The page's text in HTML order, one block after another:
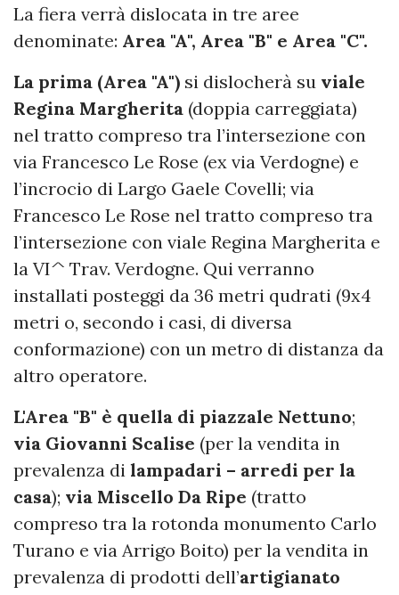
La fiera verrà dislocata in tre aree
denominate: Area "A", Area "B" e Area "C".
La prima (Area "A") si dislocherà su viale
Regina Margherita (doppia carreggiata)
nel tratto compreso tra l’intersezione con
via Francesco Le Rose (ex via Verdogne) e
l’incrocio di Largo Gaele Covelli; via
Francesco Le Rose nel tratto compreso tra
l’intersezione con viale Regina Margherita e
la VI^ Trav. Verdogne. Qui verranno
installati posteggi da 36 metri qudrati (9x4
metri o, secondo i casi, di diversa
conformazione) con un metro di distanza da
altro operatore.
L'Area "B" è quella di piazzale Nettuno;
via Giovanni Scalise (per la vendita in
prevalenza di lampadari – arredi per la
casa); via Miscello Da Ripe (tratto
compreso tra la rotonda monumento Carlo
Turano e via Arrigo Boito) per la vendita in
prevalenza di prodotti dell’artigianato